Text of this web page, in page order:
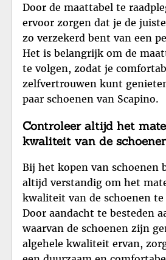
Door de maattabel te
ervoor zorgen dat je de
zo verzekerd bent van een
Het is belangrijk om de
te volgen, zodat je
zelfvertrouwen kunt
paar schoenen van Scapino.
Controleer altijd het
kwaliteit van de
Bij het kopen van schoenen
altijd verstandig om het
kwaliteit van de schoenen
Door aandacht te besteden
waarvan de schoenen zijn
algehele kwaliteit ervan,